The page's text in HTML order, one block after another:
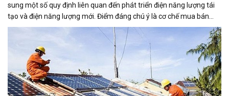
sung một số quy định liên quan đến phát triển điện năng lượng tái
tạo và điện năng lượng mới. Điểm đáng chú ý là cơ chế mua bán
điện dư từ các hệ thống điện mặt trời mái nhà được mở rộng, trong
đó nâng tỷ lệ sản lượng điện dư được phép giao dịch từ 20% lên tối
đa 50%, tạo thêm động lực cho người dân và doanh nghiệp đầu tư
vào nguồn điện sạch.